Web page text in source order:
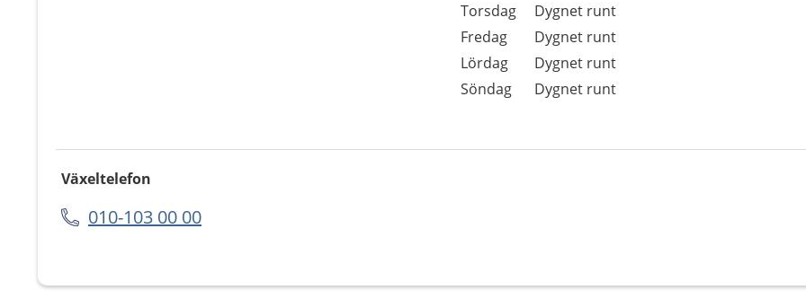
Torsdag
Dygnet runt
Fredag
Dygnet runt
Lördag
Dygnet runt
Söndag
Dygnet runt
Växeltelefon
010-103 00 00